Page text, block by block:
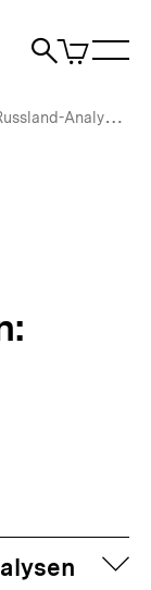
Suche
Artikel
im
Analysen